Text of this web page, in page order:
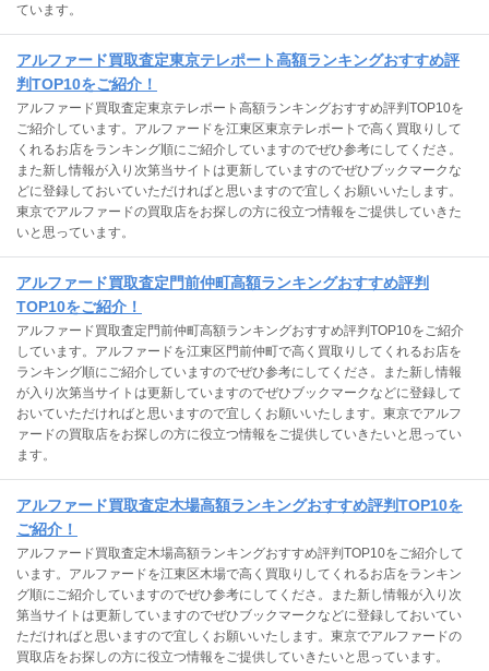
ています。
アルファード買取査定東京テレポート高額ランキングおすすめ評
判TOP10をご紹介！
アルファード買取査定東京テレポート高額ランキングおすすめ評判TOP10を
ご紹介しています。アルファードを江東区東京テレポートで高く買取りして
くれるお店をランキング順にご紹介していますのでぜひ参考にしてくださ。
また新し情報が入り次第当サイトは更新していますのでぜひブックマークな
どに登録しておいていただければと思いますので宜しくお願いいたします。
東京でアルファードの買取店をお探しの方に役立つ情報をご提供していきた
いと思っています。
アルファード買取査定門前仲町高額ランキングおすすめ評判
TOP10をご紹介！
アルファード買取査定門前仲町高額ランキングおすすめ評判TOP10をご紹介
しています。アルファードを江東区門前仲町で高く買取りしてくれるお店を
ランキング順にご紹介していますのでぜひ参考にしてくださ。また新し情報
が入り次第当サイトは更新していますのでぜひブックマークなどに登録して
おいていただければと思いますので宜しくお願いいたします。東京でアルフ
ァードの買取店をお探しの方に役立つ情報をご提供していきたいと思ってい
ます。
アルファード買取査定木場高額ランキングおすすめ評判TOP10を
ご紹介！
アルファード買取査定木場高額ランキングおすすめ評判TOP10をご紹介して
います。アルファードを江東区木場で高く買取りしてくれるお店をランキン
グ順にご紹介していますのでぜひ参考にしてくださ。また新し情報が入り次
第当サイトは更新していますのでぜひブックマークなどに登録しておいてい
ただければと思いますので宜しくお願いいたします。東京でアルファードの
買取店をお探しの方に役立つ情報をご提供していきたいと思っています。